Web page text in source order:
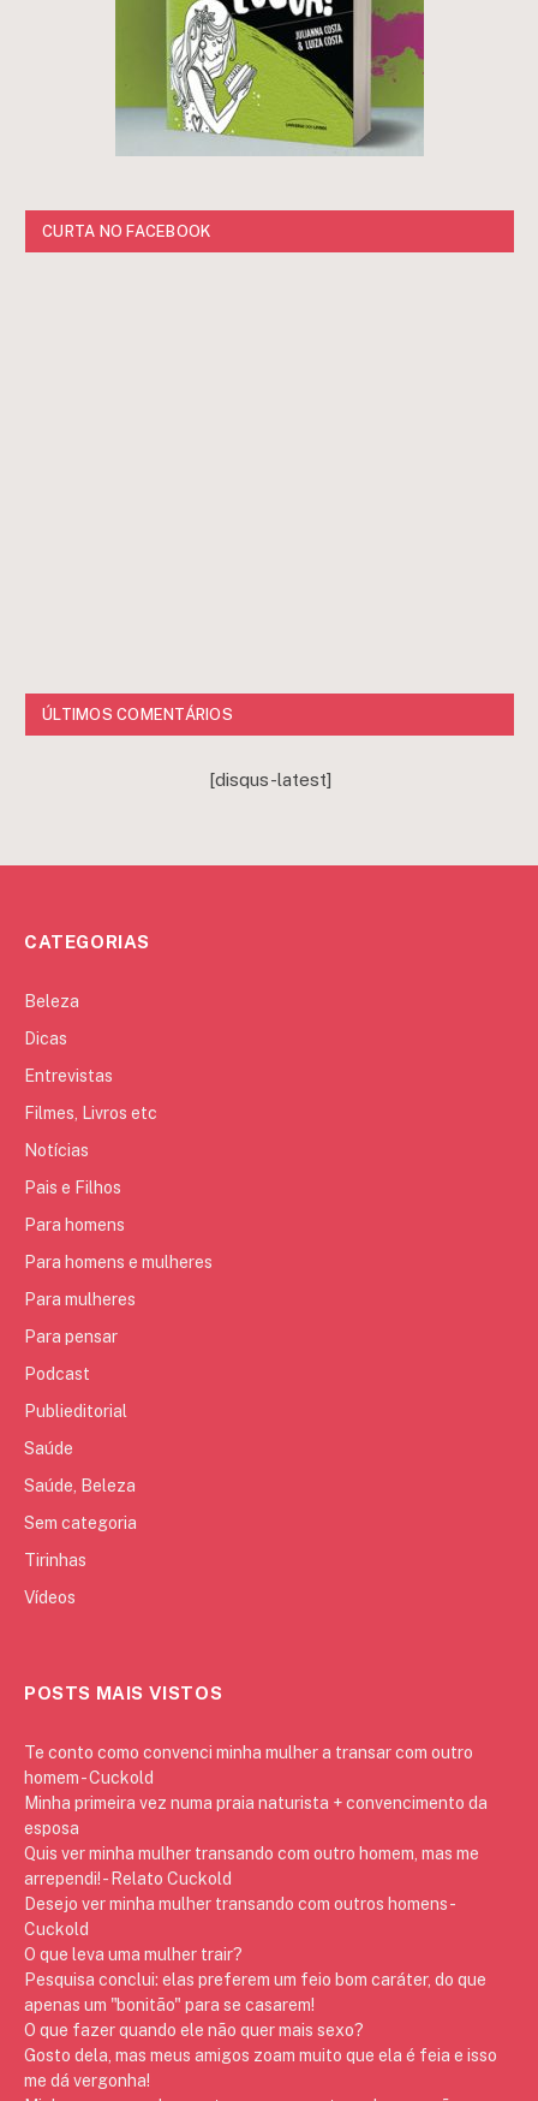
CURTA NO FACEBOOK
ÚLTIMOS COMENTÁRIOS
[disqus-latest]
CATEGORIAS
Beleza
Dicas
Entrevistas
Filmes, Livros etc
Notícias
Pais e Filhos
Para homens
Para homens e mulheres
Para mulheres
Para pensar
Podcast
Publieditorial
Saúde
Saúde, Beleza
Sem categoria
Tirinhas
Vídeos
POSTS MAIS VISTOS
Te conto como convenci minha mulher a transar com outro
homem - Cuckold
Minha primeira vez numa praia naturista + convencimento da
esposa
Quis ver minha mulher transando com outro homem, mas me
arrependi! - Relato Cuckold
Desejo ver minha mulher transando com outros homens -
Cuckold
O que leva uma mulher trair?
Pesquisa conclui: elas preferem um feio bom caráter, do que
apenas um "bonitão" para se casarem!
O que fazer quando ele não quer mais sexo?
Gosto dela, mas meus amigos zoam muito que ela é feia e isso
me dá vergonha!